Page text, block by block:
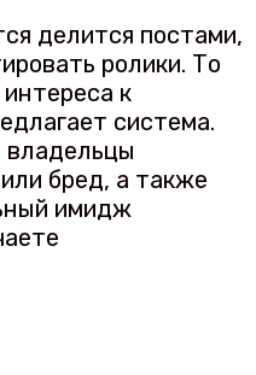
делится постами,
ролики. То
к
система.
владельцы
бред, а также
имидж